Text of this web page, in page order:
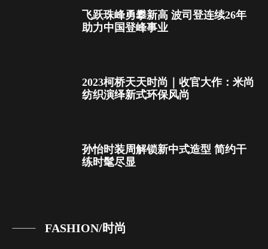
飞跃珠峰勇攀新高 波司登连续26年
助力中国登峰事业
2023柯桥天天时尚｜收官大作：米尚
纺织演绎新式环保风尚
孙怡时装周解锁新中式造型 简约干
练时髦尽显
FASHION/时尚